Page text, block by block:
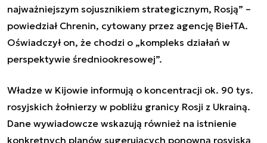
najważniejszym sojusznikiem strategicznym, Rosją” –
powiedział Chrenin, cytowany przez agencję BiełTA.
Oświadczył on, że chodzi o „kompleks działań w
perspektywie średniookresowej”.
Władze w Kijowie informują o koncentracji ok. 90 tys.
rosyjskich żołnierzy w pobliżu granicy Rosji z Ukrainą.
Dane wywiadowcze wskazują również na istnienie
konkretnych planów sugerujących ponowną rosyjską